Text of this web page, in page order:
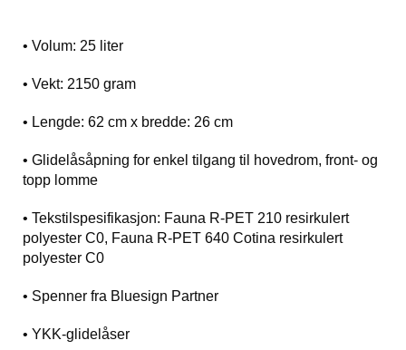
• Volum: 25 liter
• Vekt: 2150 gram
• Lengde: 62 cm x bredde: 26 cm
• Glidelåsåpning for enkel tilgang til hovedrom, front- og
topp lomme
• Tekstilspesifikasjon: Fauna R-PET 210 resirkulert
polyester C0, Fauna R-PET 640 Cotina resirkulert
polyester C0
• Spenner fra Bluesign Partner
• YKK-glidelåser